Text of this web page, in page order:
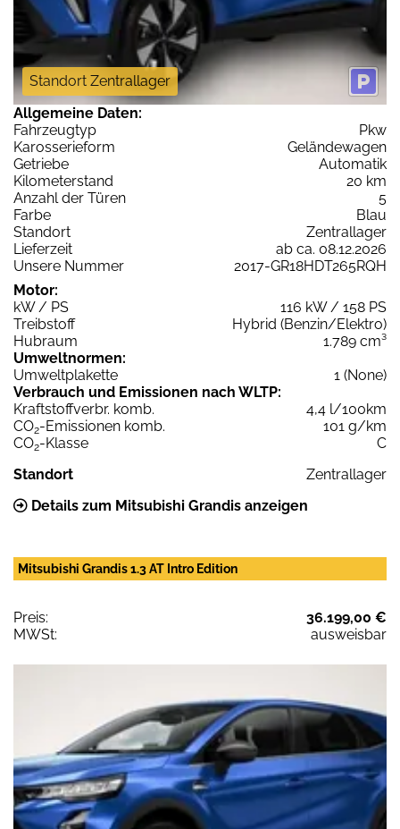
Standort Zentrallager
Allgemeine Daten:
Fahrzeugtyp
Pkw
Karosserieform
Geländewagen
Getriebe
Automatik
Kilometerstand
20 km
Anzahl der Türen
5
Farbe
Blau
Standort
Zentrallager
Lieferzeit
ab ca. 08.12.2026
Unsere Nummer
2017-GR18HDT265RQH
Motor:
kW / PS
116 kW / 158 PS
Treibstoff
Hybrid (Benzin/Elektro)
Hubraum
1.789 cm³
Umweltnormen:
Umweltplakette
1 (None)
Verbrauch und Emissionen nach WLTP:
Kraftstoffverbr. komb.
4,4 l/100km
CO2-Emissionen komb.
101 g/km
CO2-Klasse
C
Standort
Zentrallager
Details zum Mitsubishi Grandis anzeigen
Mitsubishi Grandis 1.3 AT Intro Edition
Preis:
36.199,00 €
MWSt:
ausweisbar